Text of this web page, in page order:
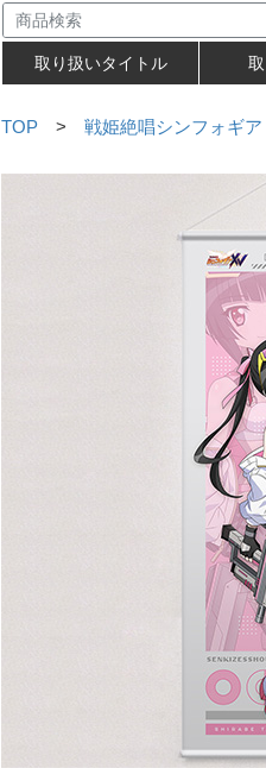
取り扱いタイトル
TOP > 戦姫絶唱シンフォギ